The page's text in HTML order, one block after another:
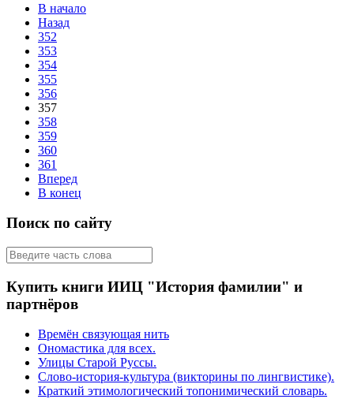
В начало
Назад
352
353
354
355
356
357
358
359
360
361
Вперед
В конец
Поиск по сайту
Купить книги ИИЦ "История фамилии" и
партнёров
Времён связующая нить
Ономастика для всех.
Улицы Старой Руссы.
Слово-история-культура (викторины по лингвистике).
Краткий этимологический топонимический словарь.